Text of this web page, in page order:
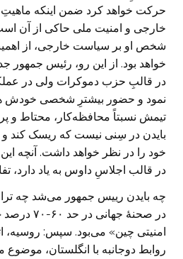
حرکت خواهد کرد ضمن اینکه
خارجی و امنیت ملی حاکی از آن
شخص او بر سیاست خارجی، از
خواهد بود. از این رو، رئیس جمهور
در قالبِ حزب دموکرات ولی در
نمود و حضور بیشترِ شخصی خودش
تیمش نسبتاً محافظه‌کار، محتاط و
بایدن در سِنی نیست که ریسک کند
خود را در نظر خواهد داشت. آنچه این
در قالب اجلاسِ داوس به یاد دارد،
چه بایدن رییس جمهور می‌شد چه
در صحنۀ
امنیتی چین» می‌بود. سپس: روسیه،
روابط دوجانبه با انگلستان،